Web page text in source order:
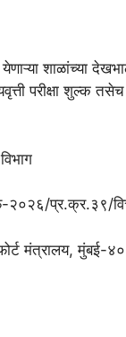
येणाऱ्या शाळांच्या
परीक्षा शुल्क
२०२६/प्र.क्र.३९/
मंत्रालय, मुंबई-